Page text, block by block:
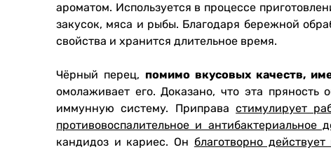
ароматом. Используется в процессе
закусок, мяса и рыбы. Благодаря бережной
свойства и хранится длительное время.
Чёрный перец, помимо вкусовых качеств,
омолаживает его. Доказано, что эта пряность
иммунную систему. Приправастимулирует
противовоспалительное и антибактериальное
кандидоз и кариес. Он благотворно